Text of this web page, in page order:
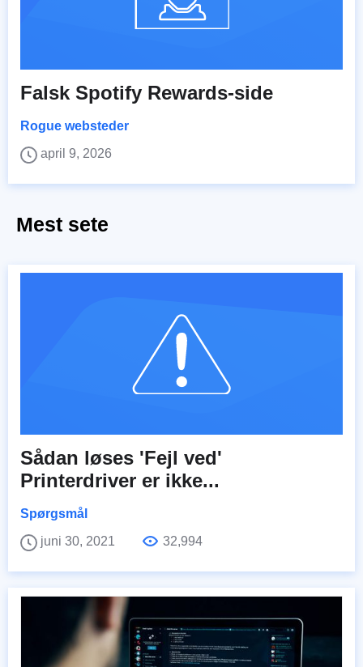
Falsk Spotify Rewards-side
Rogue websteder
april 9, 2026
Mest sete
Sådan løses 'Fejl ved'
Printerdriver er ikke...
Spørgsmål
juni 30, 2021
32,994